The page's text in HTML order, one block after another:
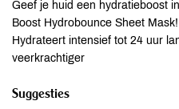
Geef je huid een hydratieboost
Boost Hydrobounce Sheet
Hydrateert intensief tot 24 uur
veerkrachtiger
Suggesties